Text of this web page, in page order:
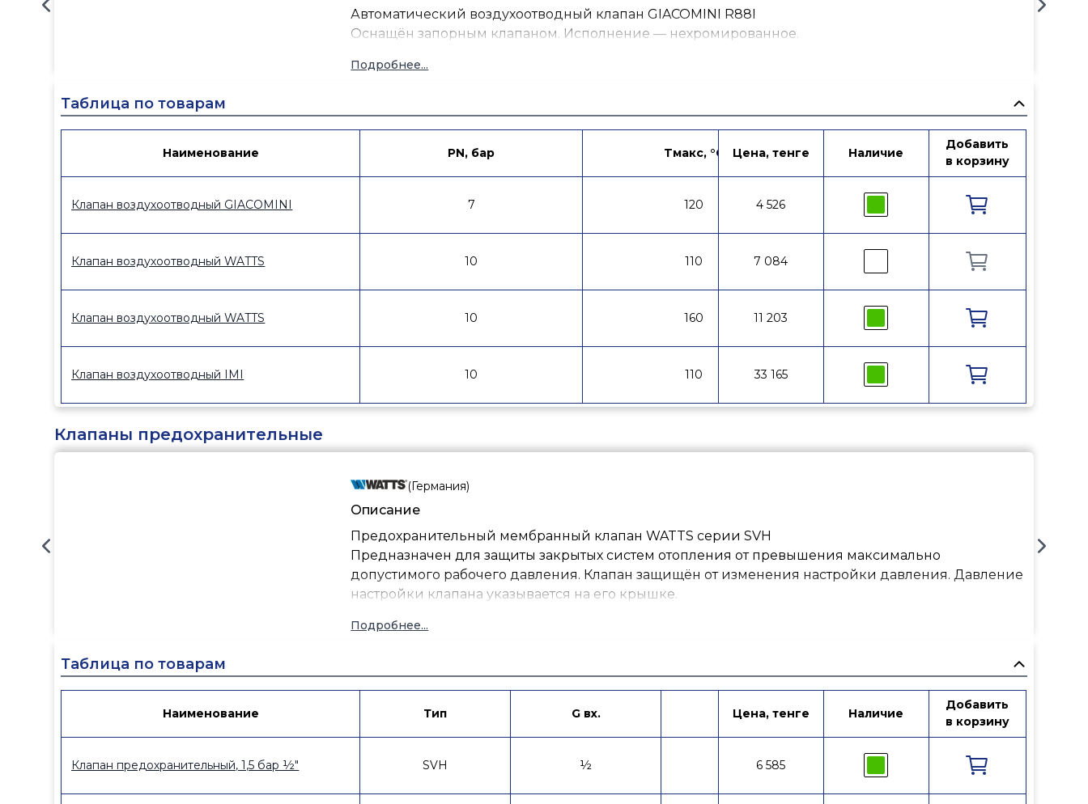
Автоматический воздухоотводный клапан GIACOMINI R88I
Оснащён запорным клапаном. Исполнение — нехромированное.
Подробнее...
Таблица по товарам
Наименование
Клапан воздухоотводный GIACOMINI
Клапан воздухоотводный WATTS
Клапан воздухоотводный WATTS
Клапан воздухоотводный IMI
PN, бар Tмакс, °C Артикул
7 120
10 110
10 160
10 110
Цена, тенге Наличие
Добавить
в корзину
4 526
7 084
11 203
33 165
Клапаны предохранительные
(Германия)
Описание
Предохранительный мембранный клапан WATTS серии SVH
Предназначен для защиты закрытых систем отопления от превышения максимально
допустимого рабочего давления. Клапан защищён от изменения настройки давления. Давление
настройки клапана указывается на его крышке.
Подробнее...
Таблица по товарам
Наименование
Клапан предохранительный, 1,5 бар ½"
Тип G вх. G вых PN, бар Tмакс, °C
SVH ½
Цена, тенге Наличие
Добавить
в корзину
6 585